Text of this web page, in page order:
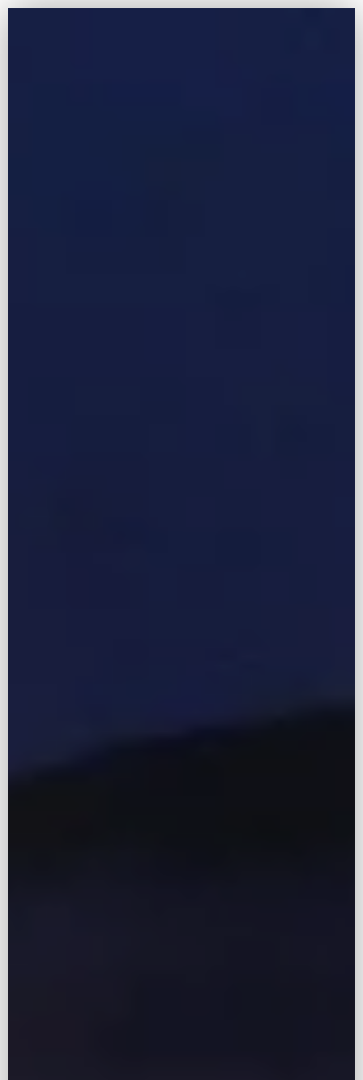
Panneau de gestion des cookies